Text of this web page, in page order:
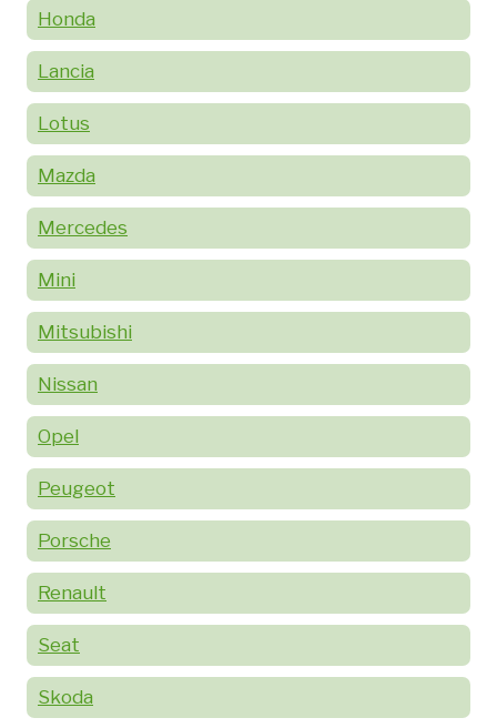
Honda
Lancia
Lotus
Mazda
Mercedes
Mini
Mitsubishi
Nissan
Opel
Peugeot
Porsche
Renault
Seat
Skoda